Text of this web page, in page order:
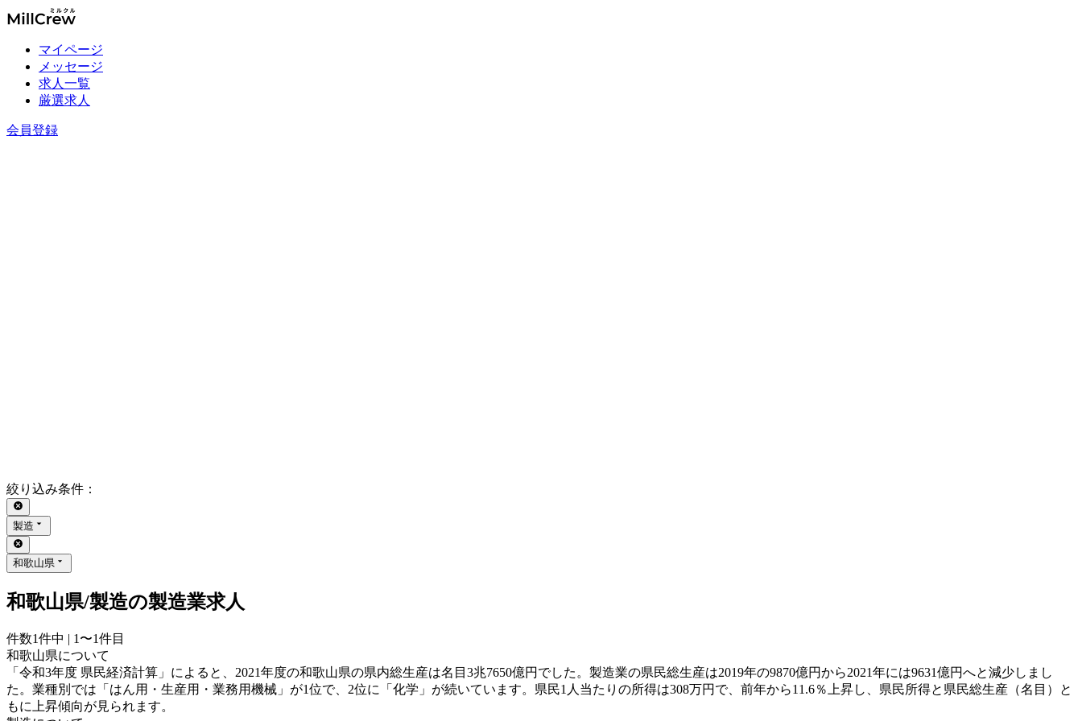
マイページ
メッセージ
求人一覧
厳選求人
会員登録
絞り込み条件 ：
製造
和歌山県
和歌山県/製造の製造業求人
件数1件中 | 1〜1件目
和歌山県について
「令和3年度 県民経済計算」によると、2021年度の和歌山県の県内総生産は名目3兆7650億円でした。製造業の県民総生産は2019年の9870億円から2021年には9631億円へと減少しまし
た。業種別では「はん用・生産用・業務用機械」が1位で、2位に「化学」が続いています。県民1人当たりの所得は308万円で、前年から11.6％上昇し、県民所得と県民総生産（名目）と
もに上昇傾向が見られます。